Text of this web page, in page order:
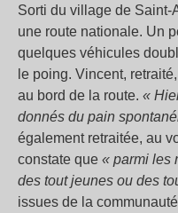
Sorti du village de Saint-
une route nationale. Un
quelques véhicules
le poing. Vincent,
au bord de la route. «
donnés du pain
également retraitée, au
constate que « parmi les
des tout jeunes ou des
issues de la